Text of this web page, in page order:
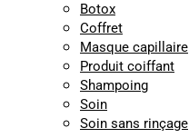
Botox
Coffret
Masque capillaire
Produit coiffant
Shampoing
Soin
Soin sans rinçage